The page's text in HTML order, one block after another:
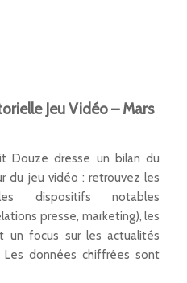
Jeu Vidéo – Mars
Douze dresse un bilan du
du jeu vidéo : retrouvez les
dispositifs notables
presse, marketing), les
focus sur les actualités
Les données chiffrées sont